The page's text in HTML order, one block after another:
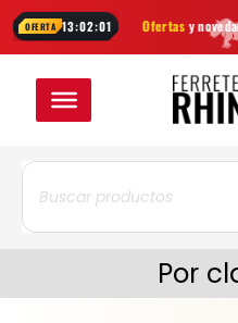
OFERTA 13:02:00
Ofertas y novedades cada
contenido
Búsqueda
productos
Por